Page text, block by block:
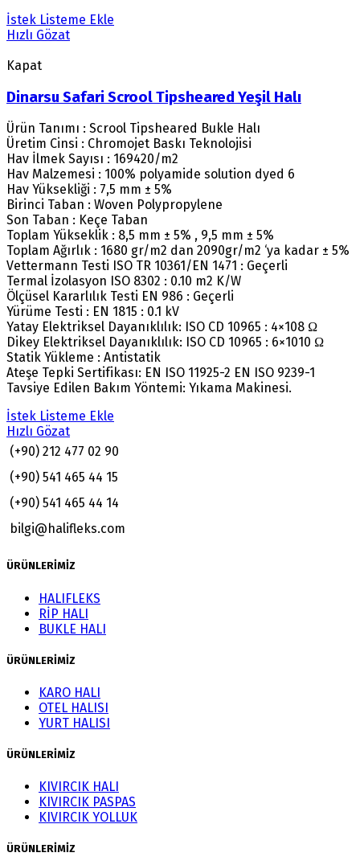
İstek Listeme Ekle
Hızlı Gözat
Kapat
Dinarsu Safari Scrool Tipsheared Yeşil Halı
Ürün Tanımı : Scrool Tipsheared Bukle Halı
Üretim Cinsi : Chromojet Baskı Teknolojisi
Hav İlmek Sayısı : 169420/m2
Hav Malzemesi : 100% polyamide solution dyed 6
Hav Yüksekliği : 7,5 mm ± 5%
Birinci Taban : Woven Polypropylene
Son Taban : Keçe Taban
Toplam Yükseklik : 8,5 mm ± 5% , 9,5 mm ± 5%
Toplam Ağırlık : 1680 gr/m2 dan 2090gr/m2 ‘ya kadar ± 5%
Vettermann Testi ISO TR 10361/EN 1471 : Geçerli
Termal İzolasyon ISO 8302 : 0.10 m2 K/W
Ölçüsel Kararlılık Testi EN 986 : Geçerli
Yürüme Testi : EN 1815 : 0.1 kV
Yatay Elektriksel Dayanıklılık: ISO CD 10965 : 4×108 Ω
Dikey Elektriksel Dayanıklılık: ISO CD 10965 : 6×1010 Ω
Statik Yükleme : Antistatik
Ateşe Tepki Sertifikası: EN ISO 11925-2 EN ISO 9239-1
Tavsiye Edilen Bakım Yöntemi: Yıkama Makinesi.
İstek Listeme Ekle
Hızlı Gözat
(+90) 212 477 02 90
(+90) 541 465 44 15
(+90) 541 465 44 14
bilgi@halifleks.com
ÜRÜNLERİMİZ
HALIFLEKS
RİP HALI
BUKLE HALI
ÜRÜNLERİMİZ
KARO HALI
OTEL HALISI
YURT HALISI
ÜRÜNLERİMİZ
KIVIRCIK HALI
KIVIRCIK PASPAS
KIVIRCIK YOLLUK
ÜRÜNLERİMİZ